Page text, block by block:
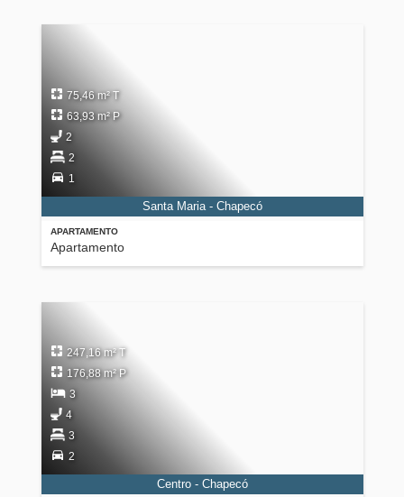
APARTAMENTO
Apartamento
75,46 m² T
63,93 m² P
2
2
1
Santa Maria - Chapecó
247,16 m² T
176,88 m² P
3
4
3
2
Centro - Chapecó